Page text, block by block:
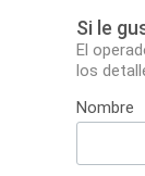
Si le
El
los
Nombre